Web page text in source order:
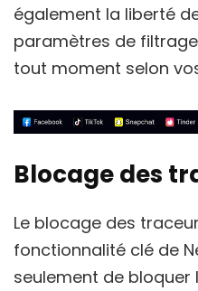
également la liberté
paramètres de
tout moment selon
Blocage des
Le blocage des
fonctionnalité clé de
seulement de bloquer